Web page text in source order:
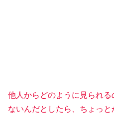
他人からどのように見られ
ないんだとしたら、ちょっと